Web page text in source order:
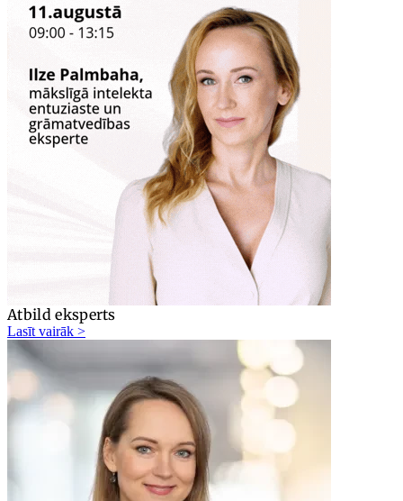
Atbild eksperts
Lasīt vairāk >